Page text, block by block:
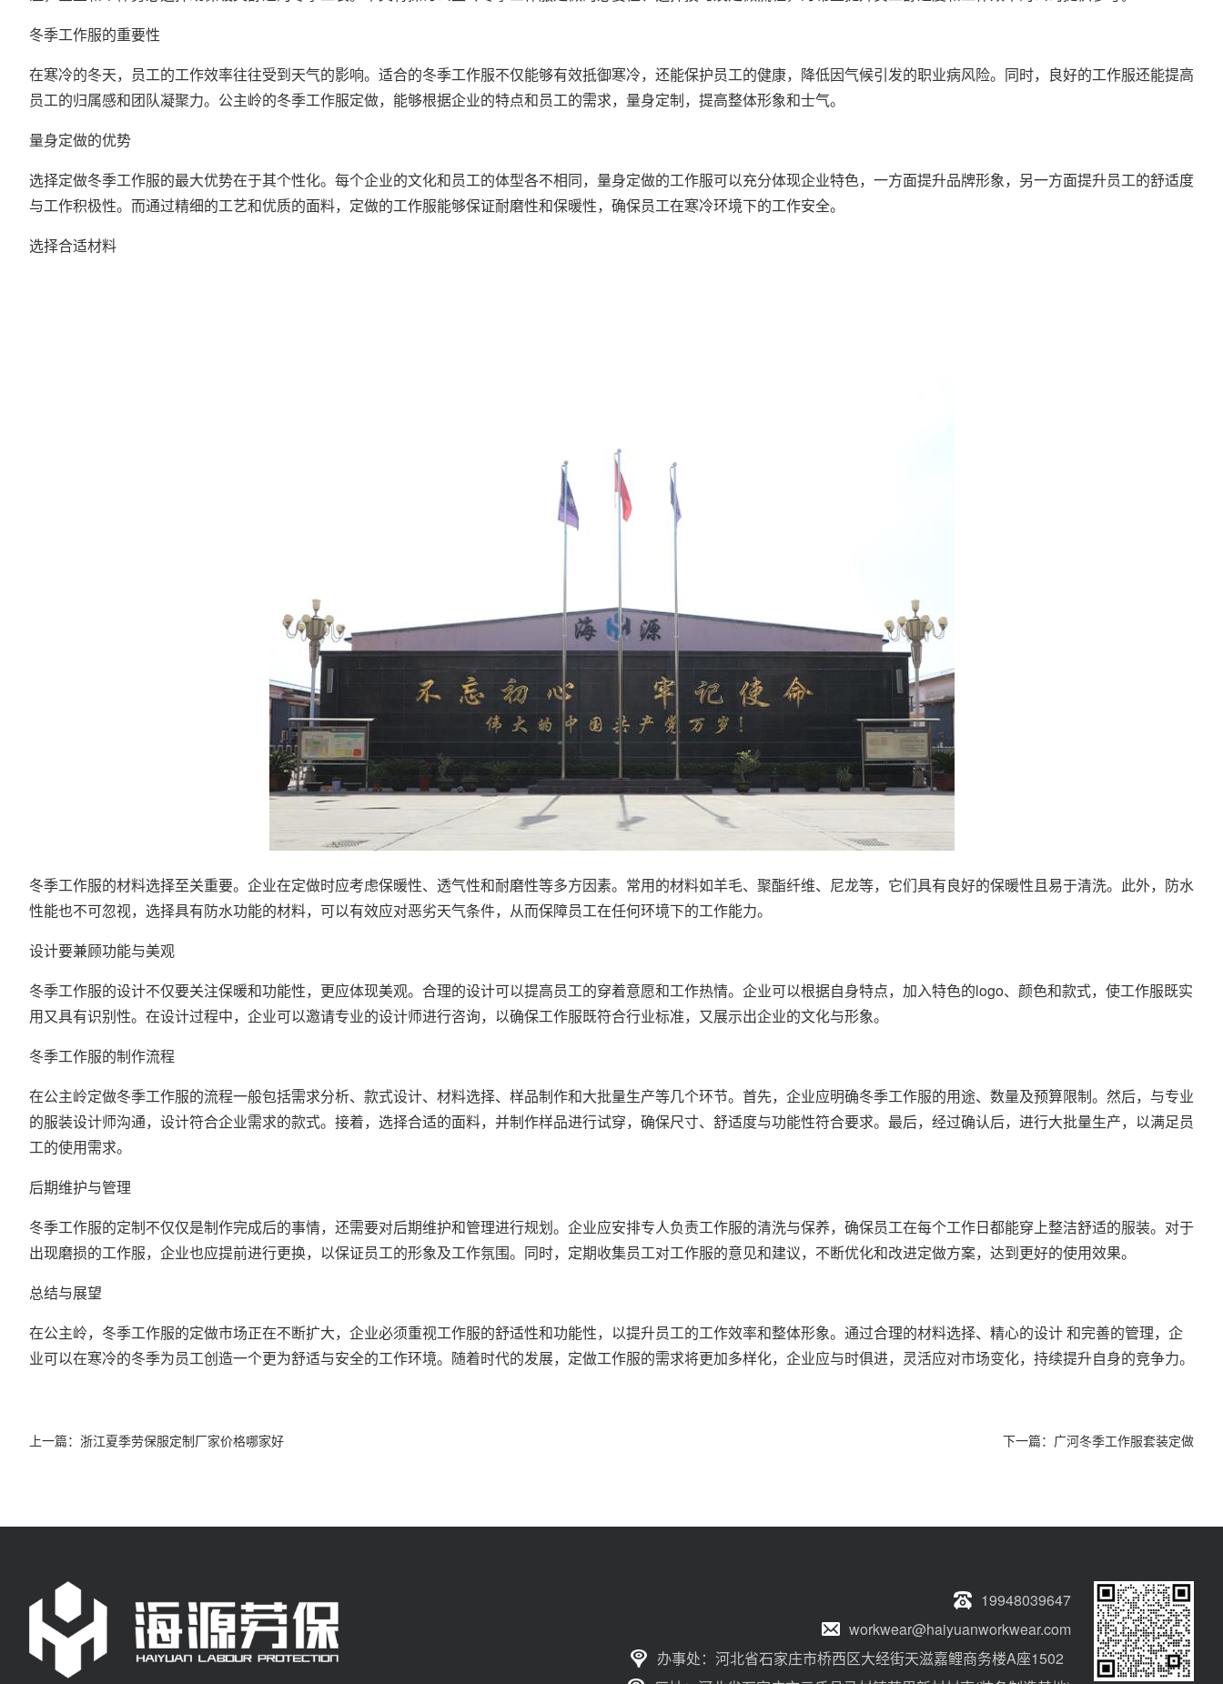
冬季工作服的重要性
在寒冷的冬天，员工的工作效率往往受到天气的影响。适合的冬季工作服不仅能够有效抵御寒冷，还能保护员工的健康，降低因气候引发的职业病风险。同时，良好的工作服还能提高
员工的归属感和团队凝聚力。公主岭的冬季工作服定做，能够根据企业的特点和员工的需求，量身定制，提高整体形象和士气。
量身定做的优势
选择定做冬季工作服的最大优势在于其个性化。每个企业的文化和员工的体型各不相同，量身定做的工作服可以充分体现企业特色，一方面提升品牌形象，另一方面提升员工的舒适度
与工作积极性。而通过精细的工艺和优质的面料，定做的工作服能够保证耐磨性和保暖性，确保员工在寒冷环境下的工作安全。
选择合适材料
冬季工作服的材料选择至关重要。企业在定做时应考虑保暖性、透气性和耐磨性等多方因素。常用的材料如羊毛、聚酯纤维、尼龙等，它们具有良好的保暖性且易于清洗。此外，防水
性能也不可忽视，选择具有防水功能的材料，可以有效应对恶劣天气条件，从而保障员工在任何环境下的工作能力。
设计要兼顾功能与美观
冬季工作服的设计不仅要关注保暖和功能性，更应体现美观。合理的设计可以提高员工的穿着意愿和工作热情。企业可以根据自身特点，加入特色的logo、颜色和款式，使工作服既实
用又具有识别性。在设计过程中，企业可以邀请专业的设计师进行咨询，以确保工作服既符合行业标准，又展示出企业的文化与形象。
冬季工作服的制作流程
在公主岭定做冬季工作服的流程一般包括需求分析、款式设计、材料选择、样品制作和大批量生产等几个环节。首先，企业应明确冬季工作服的用途、数量及预算限制。然后，与专业
的服装设计师沟通，设计符合企业需求的款式。接着，选择合适的面料，并制作样品进行试穿，确保尺寸、舒适度与功能性符合要求。最后，经过确认后，进行大批量生产，以满足员
工的使用需求。
后期维护与管理
冬季工作服的定制不仅仅是制作完成后的事情，还需要对后期维护和管理进行规划。企业应安排专人负责工作服的清洗与保养，确保员工在每个工作日都能穿上整洁舒适的服装。对于
出现磨损的工作服，企业也应提前进行更换，以保证员工的形象及工作氛围。同时，定期收集员工对工作服的意见和建议，不断优化和改进定做方案，达到更好的使用效果。
总结与展望
在公主岭，冬季工作服的定做市场正在不断扩大，企业必须重视工作服的舒适性和功能性，以提升员工的工作效率和整体形象。通过合理的材料选择、精心的设计 和完善的管理，企
业可以在寒冷的冬季为员工创造一个更为舒适与安全的工作环境。随着时代的发展，定做工作服的需求将更加多样化，企业应与时俱进，灵活应对市场变化，持续提升自身的竞争力。
上一篇： 浙江夏季劳保服定制厂家价格哪家好 下一篇： 广河冬季工作服套装定做
19948039647
workwear@haiyuanworkwear.com
办事处：河北省石家庄市桥西区大经街天滋嘉鲤商务楼A座1502